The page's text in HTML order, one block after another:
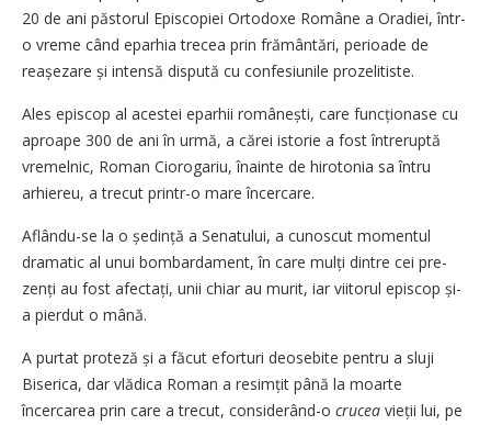
20 de ani păstorul Episcopiei Ortodoxe Române a Oradiei, într-
o vreme când eparhia trecea prin frământări, perioade de
reașezare și intensă dispută cu confesiunile prozelitiste.
Ales episcop al acestei eparhii româ­nești, care funcționase cu
aproape 300 de ani în urmă, a cărei istorie a fost întreruptă
vremelnic, Roman Ciorogariu, înainte de hirotonia sa întru
arhiereu, a trecut printr-o mare încercare.
Aflându-se la o ședință a Senatului, a cunoscut momentul
dramatic al unui bom­bardament, în care mulți dintre cei pre­
zenți au fost afectați, unii chiar au mu­rit, iar viitorul episcop și-
a pierdut o mână.
A purtat proteză și a făcut eforturi deosebite pentru a sluji
Biserica, dar vlădica Roman a resimțit până la moarte
încercarea prin care a trecut, considerând-o crucea vieții lui, pe